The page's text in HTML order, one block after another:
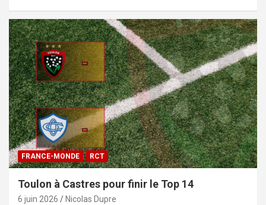
FRANCE-MONDE RCT
Toulon à Castres pour finir le Top 14
6 juin 2026 Nicolas Dupre